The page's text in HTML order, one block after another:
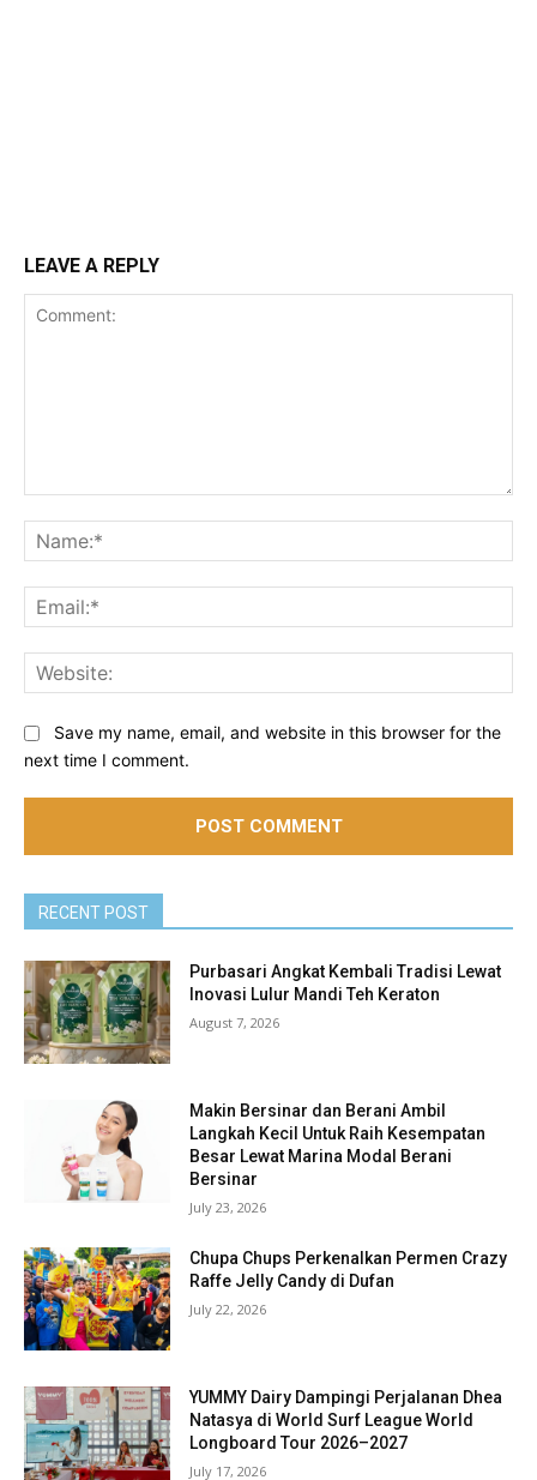
LEAVE A REPLY
Save my name, email, and website in this browser for the
next time I comment.
RECENT POST
Purbasari Angkat Kembali Tradisi Lewat
Inovasi Lulur Mandi Teh Keraton
August 7, 2026
Makin Bersinar dan Berani Ambil
Langkah Kecil Untuk Raih Kesempatan
Besar Lewat Marina Modal Berani
Bersinar
July 23, 2026
Chupa Chups Perkenalkan Permen Crazy
Raffe Jelly Candy di Dufan
July 22, 2026
YUMMY Dairy Dampingi Perjalanan Dhea
Natasya di World Surf League World
Longboard Tour 2026–2027
July 17, 2026